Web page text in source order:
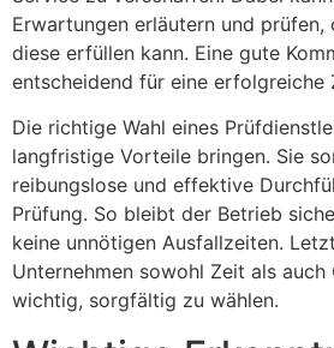
Erwartungen erläutern und
diese erfüllen kann. Eine gute
entscheidend für eine erfolgreiche
Die richtige Wahl eines
langfristige Vorteile bringen. Sie
reibungslose und effektive
Prüfung. So bleibt der Betrieb
keine unnötigen Ausfallzeiten.
Unternehmen sowohl Zeit als auch
wichtig, sorgfältig zu wählen.